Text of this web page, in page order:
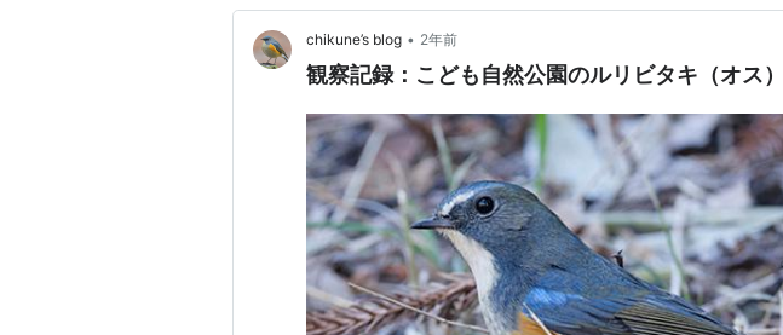
chikune’s blog • 2年前
観察記録：こども自然公園のルリビタキ（オス）